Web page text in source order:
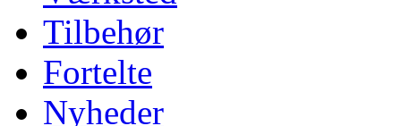
Tilbehør
Fortelte
Nyheder